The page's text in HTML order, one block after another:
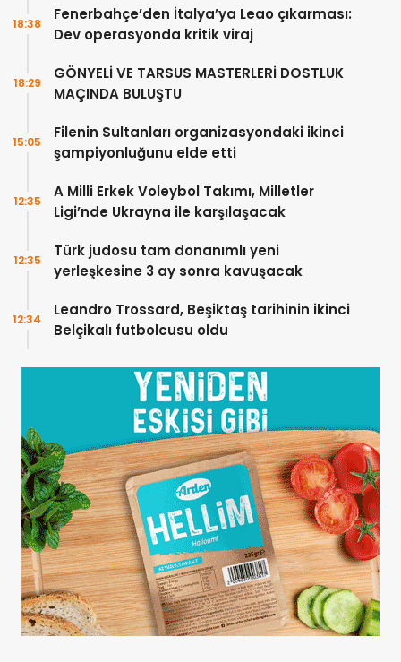
Fenerbahçe’den İtalya’ya Leao çıkarması:
Dev operasyonda kritik viraj
18:38
GÖNYELİ VE TARSUS MASTERLERİ DOSTLUK
MAÇINDA BULUŞTU
18:29
Filenin Sultanları organizasyondaki ikinci
şampiyonluğunu elde etti
15:05
A Milli Erkek Voleybol Takımı, Milletler
Ligi’nde Ukrayna ile karşılaşacak
12:35
Türk judosu tam donanımlı yeni
yerleşkesine 3 ay sonra kavuşacak
12:35
Leandro Trossard, Beşiktaş tarihinin ikinci
Belçikalı futbolcusu oldu
12:34